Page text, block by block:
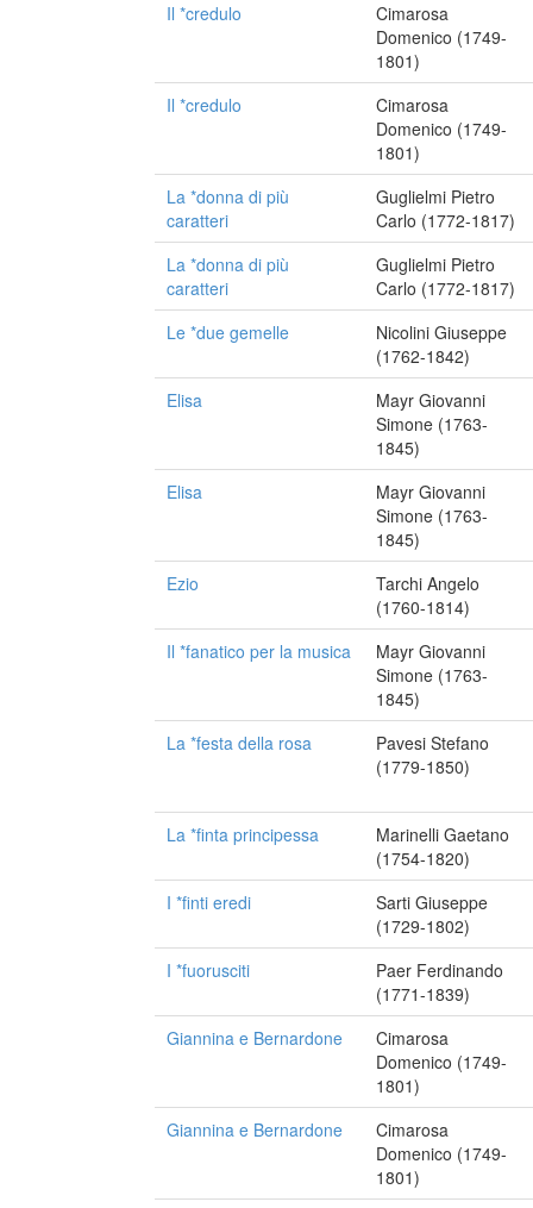
Il *credulo
Cimarosa
Domenico (1749-
1801)
Il *credulo
Cimarosa
Domenico (1749-
1801)
La *donna di più
caratteri
Guglielmi Pietro
Carlo (1772-1817)
La *donna di più
caratteri
Guglielmi Pietro
Carlo (1772-1817)
Le *due gemelle
Nicolini Giuseppe
(1762-1842)
Elisa
Mayr Giovanni
Simone (1763-
1845)
Elisa
Mayr Giovanni
Simone (1763-
1845)
Ezio
Tarchi Angelo
(1760-1814)
Il *fanatico per la musica
Mayr Giovanni
Simone (1763-
1845)
La *festa della rosa
Pavesi Stefano
(1779-1850)
La *finta principessa
Marinelli Gaetano
(1754-1820)
I *finti eredi
Sarti Giuseppe
(1729-1802)
I *fuorusciti
Paer Ferdinando
(1771-1839)
Giannina e Bernardone
Cimarosa
Domenico (1749-
1801)
Giannina e Bernardone
Cimarosa
Domenico (1749-
1801)